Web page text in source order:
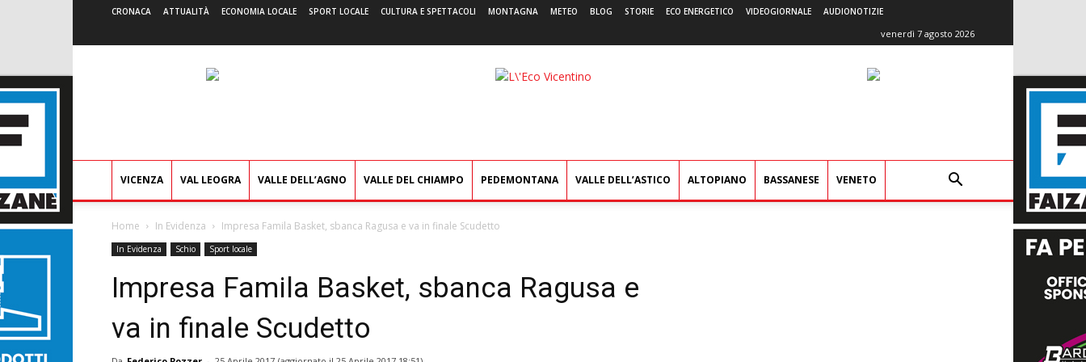
CRONACA ATTUALITÀ ECONOMIA LOCALE SPORT LOCALE CULTURA E SPETTACOLI MONTAGNA METEO BLOG STORIE ECO ENERGETICO VIDEOGIORNALE AUDIONOTIZIE
venerdì 7 agosto 2026
L'Eco
VICENZA VAL LEOGRA VALLE DELL’AGNO VALLE DEL CHIAMPO PEDEMONTANA VALLE DELL’ASTICO ALTOPIANO BASSANESE VENETO
Home In Evidenza Impresa Famila Basket, sbanca Ragusa e va in finale Scudetto
In Evidenza Schio Sport locale
Impresa Famila Basket, sbanca Ragusa e
va in finale Scudetto